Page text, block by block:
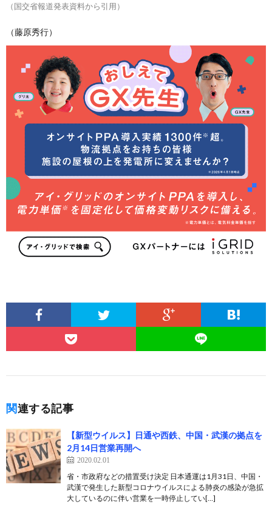
（国交省報道発表資料から引用）
（藤原秀行）
関連する記事
【新型ウイルス】日通や西鉄、中国・武漢の拠点を
2月14日営業再開へ
2020.02.01
省・市政府などの措置受け決定 日本通運は1月31日、中国・
武漢で発生した新型コロナウイルスによる肺炎の感染が急拡
大しているのに伴い営業を一時停止してい[…]